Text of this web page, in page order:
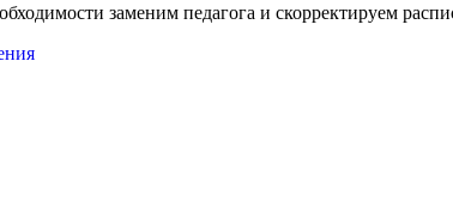
заменим педагога и скорректируем